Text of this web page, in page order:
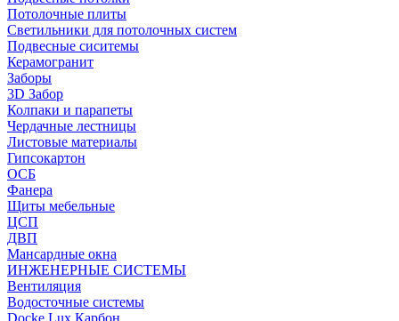
Потолочные плиты
Светильники для потолочных систем
Подвесные сиситемы
Керамогранит
Заборы
3D Забор
Колпаки и парапеты
Чердачные лестницы
Листовые материалы
Гипсокартон
ОСБ
Фанера
Щиты мебельные
ЦСП
ДВП
Мансардные окна
ИНЖЕНЕРНЫЕ СИСТЕМЫ
Вентиляция
Водосточные системы
Docke Lux Карбон